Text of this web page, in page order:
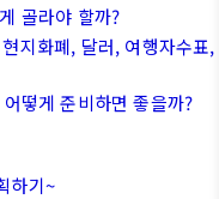
골라야 할까?
지화폐, 달러, 여행자수표
떻게 준비하면 좋을까?
하기~